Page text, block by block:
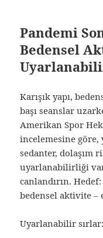
Pandemi
Bedensel
Karışık yapı,
başı seanslar
Amerikan Spor
incelemesine göre,
sedanter, dolaşım
uyarlanabilirliği
canlandırın.
bedensel aktivite –
Uyarlanabilir sırlar: